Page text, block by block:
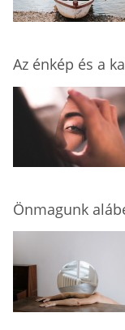
Az énkép és a
Önmagunk